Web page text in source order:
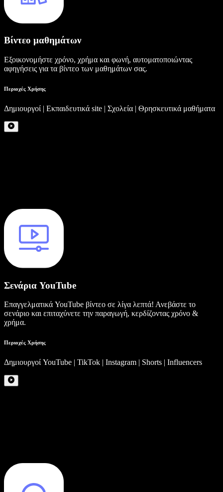
Βίντεο μαθημάτων
Εξοικονομήστε χρόνο, χρήμα και φωνή, αυτοματοποιώντας
αφηγήσεις για τα βίντεο των μαθημάτων σας.
Περιοχές Χρήσης
Δημιουργοί | Εκπαιδευτικά site | Σχολεία | Θρησκευτικά μαθήματα
Σενάρια YouTube
Επαγγελματικά YouTube βίντεο σε λίγα λεπτά! Ανεβάστε το
σενάριο και επιταχύνετε την παραγωγή, κερδίζοντας χρόνο &
χρήμα.
Περιοχές Χρήσης
Δημιουργοί YouTube | TikTok | Instagram | Shorts | Influencers